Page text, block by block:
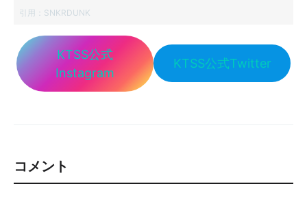
引用： SNKRDUNK
KTSS公式
Instagram
KTSS公式Twitter
コメント